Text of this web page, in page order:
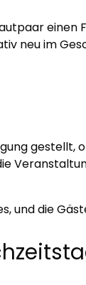
neu im
und die